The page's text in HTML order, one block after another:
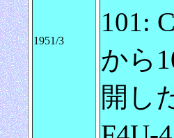
1951/3
101:
から
開し